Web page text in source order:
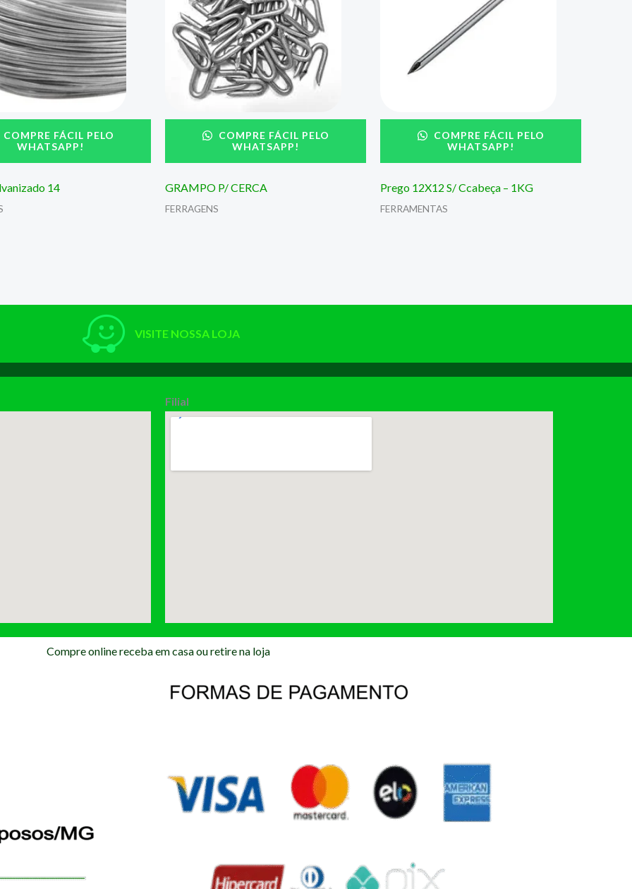
COMPRE FÁCIL PELO
WHATSAPP!
14
COMPRE FÁCIL PELO
WHATSAPP!
GRAMPO P/ CERCA
FERRAGENS
COMPRE FÁCIL PELO
WHATSAPP!
Prego 12X12 S/ Ccabeça – 1KG
FERRAMENTAS
VISITE NOSSA LOJA
Filial
Compre online receba em casa ou retire na loja